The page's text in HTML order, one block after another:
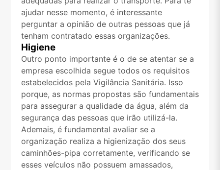
ajudar nesse momento, é interessante
perguntar a opinião de outras pessoas que já
tenham contratado essas organizações.
Higiene
Outro ponto importante é o de se atentar se a
empresa escolhida segue todos os requisitos
estabelecidos pela Vigilância Sanitária. Isso
porque, as normas propostas são fundamentais
para assegurar a qualidade da água, além da
segurança das pessoas que irão utilizá-la.
Ademais, é fundamental avaliar se a
organização realiza a higienização dos seus
caminhões-pipa corretamente, verificando se
esses veículos não possuem amassados,